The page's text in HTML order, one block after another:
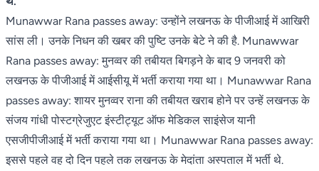
Munawwar Rana passes away: उन्होंने लखनऊ के पीजीआई में आखिरी
सांस ली। उनके निधन की खबर की पुष्टि उनके बेटे ने की है. Munawwar
Rana passes away: मुनव्वर की तबीयत बिगड़ने के बाद 9 जनवरी को
लखनऊ के पीजीआई में आईसीयू में भर्ती कराया गया था। Munawwar Rana
passes away: शायर मुनव्वर राना की तबीयत खराब होने पर उन्हें लखनऊ के
संजय गांधी पोस्टग्रेजुएट इंस्टीट्यूट ऑफ मेडिकल साइंसेज यानी
एसजीपीजीआई में भर्ती कराया गया था। Munawwar Rana passes away:
इससे पहले वह दो दिन पहले तक लखनऊ के मेदांता अस्पताल में भर्ती थे.